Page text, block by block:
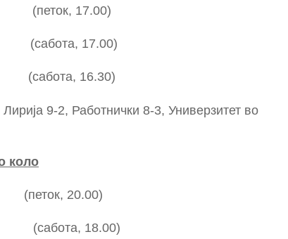
(петок, 17.00)
(сабота, 17.00)
16.30)
9-2, Работнички 8-3, Универзитет во
коло
20.00)
18.00)